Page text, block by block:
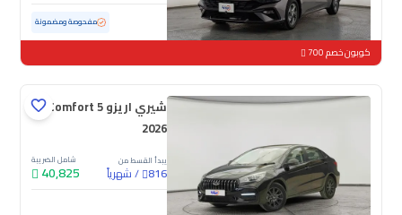
مستعملة 76,154 كم مفحوصة ومضمونة
كوبون خصم 700
شيري اريزو 5 Comfort
2026
يبدأ القسط من
816
/شهرياً
شامل الضريبة
40,825
جديدة